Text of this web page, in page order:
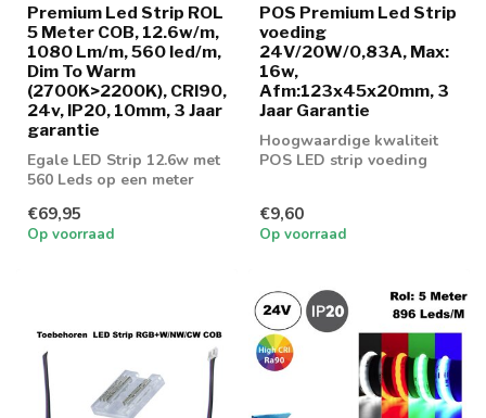
Premium Led Strip ROL
5 Meter COB, 12.6w/m,
1080 Lm/m, 560 led/m,
Dim To Warm
(2700K>2200K), CRI90,
24v, IP20, 10mm, 3 Jaar
garantie
Egale LED Strip 12.6w met
560 Leds op een meter
Techniek met Di...
€69,95
Op voorraad
POS Premium Led Strip
voeding
24V/20W/0,83A, Max:
16w,
Afm:123x45x20mm, 3
Jaar Garantie
Hoogwaardige kwaliteit
POS LED strip voeding
€9,60
Op voorraad